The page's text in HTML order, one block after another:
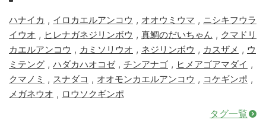
ハナイカ , イロカエルアンコウ , オオウミウマ , ニシキフウラ
イウオ , ヒレナガネジリンボウ , 真鯛のだいちゃん , クマドリ
カエルアンコウ , カミソリウオ , ネジリンボウ , カスザメ , ウ
ミテング , ハダカハオコゼ, チンアナゴ , ヒメアゴアマダイ ,
クマノミ , スナダコ , オオモンカエルアンコウ , コケギンポ ,
メガネウオ , ロウソクギンポ
タグ一覧